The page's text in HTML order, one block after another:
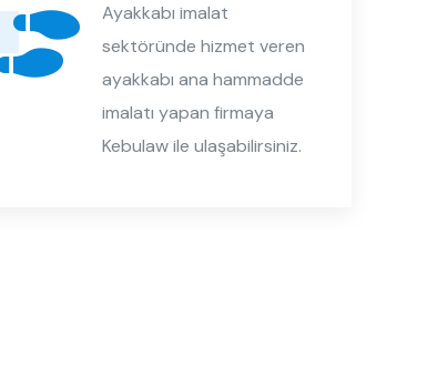
Ayakkabı imalat
sektöründe hizmet veren
ayakkabı ana hammadde
imalatı yapan firmaya
Kebulaw ile ulaşabilirsiniz.